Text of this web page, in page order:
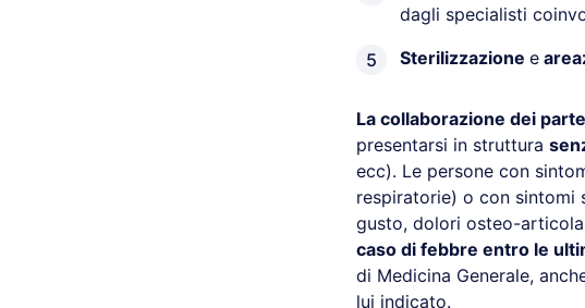
dagli specialisti
Sterilizzazione e
La collaborazione dei
presentarsi in struttura
ecc). Le persone con
respiratorie) o con sintomi
gusto, dolori osteo-
caso di febbre entro le
di Medicina Generale,
lui indicato.